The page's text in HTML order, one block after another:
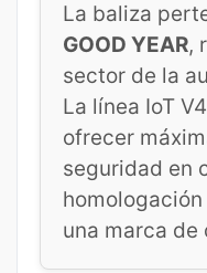
La baliza
GOOD YEAR,
sector de la
La línea IoT
ofrecer
seguridad en
una marca de